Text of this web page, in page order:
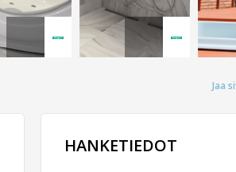
HANKETIEDOT